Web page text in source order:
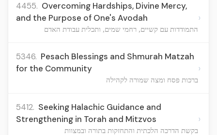
4455. Overcoming Hardships, Divine Mercy,
and the Purpose of One's Avodah
התמודדות עם קשיים, רחמי שמים, ותכלית עבודת האדם
›
5346. Pesach Blessings and Shmurah Matzah
for the Community
ברכות פסח ומצה שמורה לקהילה
›
5412. Seeking Halachic Guidance and
Strengthening in Torah and Mitzvos
בקשת הדרכה הלכתית והתחזקות בתורה ובמצוות
›